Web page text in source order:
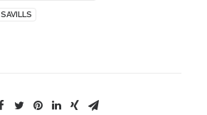
SAVILLS